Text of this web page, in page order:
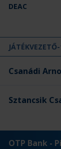
DEAC
Csanádi
Sztancsik
OTP Bank -